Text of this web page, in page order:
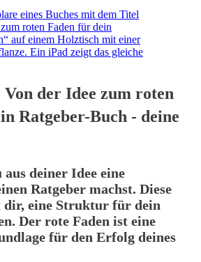
der Idee zum roten
Ratgeber-Buch - deine
deiner Idee eine
Ratgeber machst. Diese
eine Struktur für dein
Der rote Faden ist eine
für den Erfolg deines